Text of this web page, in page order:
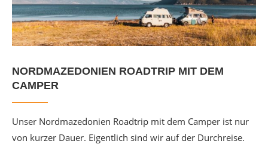
NORDMAZEDONIEN ROADTRIP MIT DEM
CAMPER
Unser Nordmazedonien Roadtrip mit dem Camper ist nur
von kurzer Dauer. Eigentlich sind wir auf der Durchreise.